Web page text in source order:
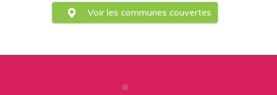
Voir les communes couvertes